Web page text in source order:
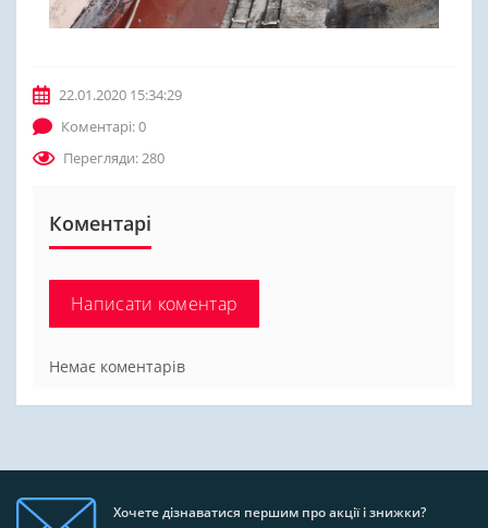
22.01.2020 15:34:29
Коментарі: 0
Перегляди: 280
Коментарі
Написати коментар
Немає коментарів
Хочете дізнаватися першим про акції і знижки?